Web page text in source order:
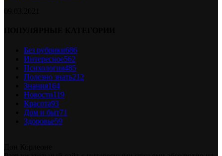
Без рубрики686
Интересное562
Психология485
Полезно знать212
Знания164
Новости119
Красота93
Дом и быт71
Здоровье59